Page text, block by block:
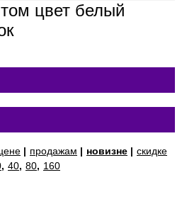
цвет белый
| продажам | новизне | скидке
, 40, 80, 160